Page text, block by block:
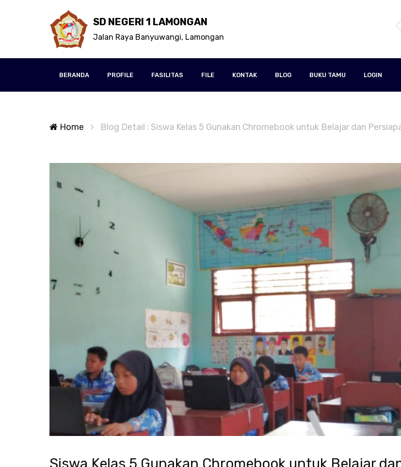
SD NEGERI 1 LAMONGAN
Jalan Raya Banyuwangi, Lamongan
BERANDA PROFILE FASILITAS FILE KONTAK BLOG BUKU TAMU LOGIN
Home Blog Detail : Siswa Kelas 5 Gunakan Chromebook untuk Belajar dan
Siswa Kelas 5 Gunakan Chromebook untuk Belajar